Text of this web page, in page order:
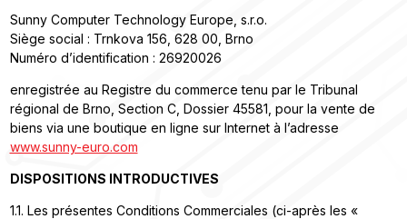
Sunny Computer Technology Europe, s.r.o.
Siège social : Trnkova 156, 628 00, Brno
Numéro d’identification : 26920026
enregistrée au Registre du commerce tenu par le Tribunal
régional de Brno, Section C, Dossier 45581, pour la vente de
biens via une boutique en ligne sur Internet à l’adresse
www.sunny-euro.com
DISPOSITIONS INTRODUCTIVES
1.1. Les présentes Conditions Commerciales (ci-après les «